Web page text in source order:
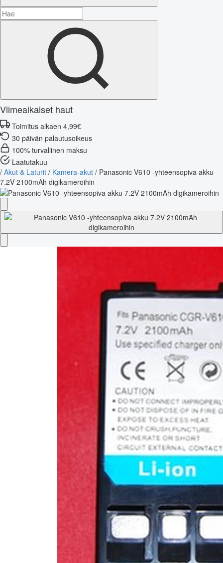
Viimeaikaiset haut
Toimitus alkaen 4,99€
30 päivän palautusoikeus
100% turvallinen maksu
Laatutakuu
/ Akut & Laturit / Kamera-akut / Panasonic V610 -yhteensopiva akku
7.2V 2100mAh digikameroihin